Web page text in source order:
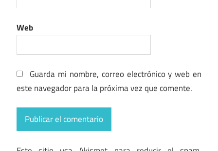
Web
Guarda mi nombre, correo electrónico y web en
este navegador para la próxima vez que comente.